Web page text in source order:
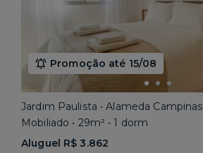
Promoção até 15/08
Jardim Paulista • Alameda Campinas
Mobiliado • 29m² • 1 dorm
Aluguel R$ 3.862